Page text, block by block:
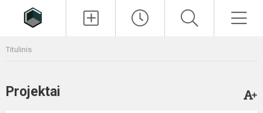
Titulinis
Projektai